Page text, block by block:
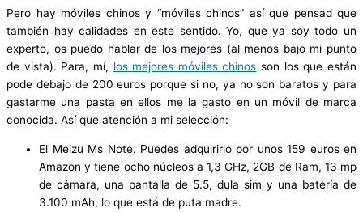
Pero hay móviles chinos y “móviles chinos” así que pensad que
también hay calidades en este sentido. Yo, que ya soy todo un
experto, os puedo hablar de los mejores (al menos bajo mi punto
de vista). Para, mí, los mejores móviles chinos son los que están
pode debajo de 200 euros porque si no, ya no son baratos y para
gastarme una pasta en ellos me la gasto en un móvil de marca
conocida. Así que atención a mi selección:
El Meizu Ms Note. Puedes adquirirlo por unos 159 euros en
Amazon y tiene ocho núcleos a 1,3 GHz, 2GB de Ram, 13 mp
de cámara, una pantalla de 5.5, dula sim y una batería de
3.100 mAh, lo que está de puta madre.